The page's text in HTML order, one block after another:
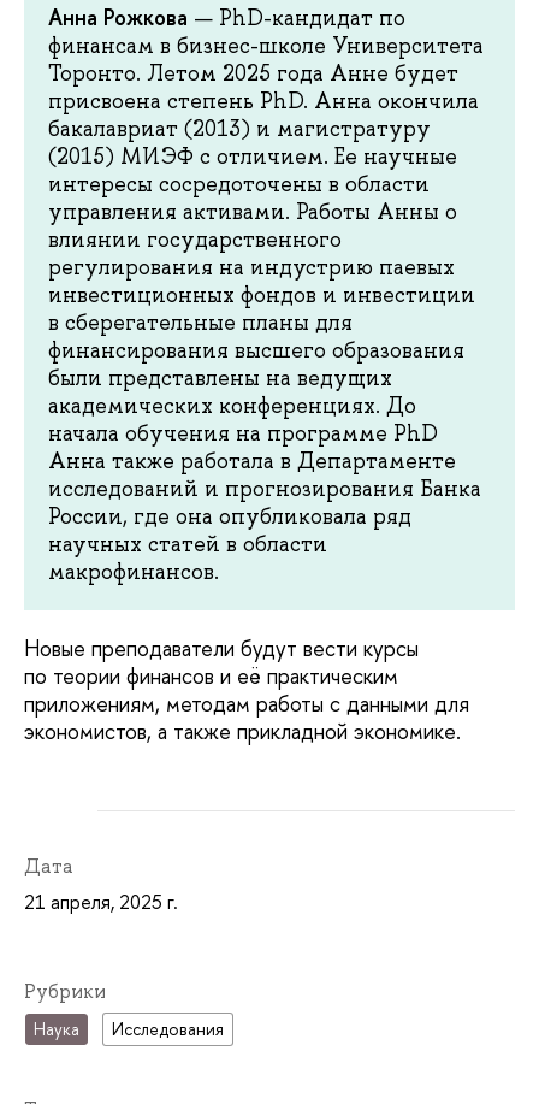
Анна Рожкова — PhD-кандидат по
финансам в бизнес-школе Университета
Торонто. Летом 2025 года Анне будет
присвоена степень PhD. Анна окончила
бакалавриат (2013) и магистратуру
(2015) МИЭФ с отличием. Ее научные
интересы сосредоточены в области
управления активами. Работы Анны о
влиянии государственного
регулирования на индустрию паевых
инвестиционных фондов и инвестиции
в сберегательные планы для
финансирования высшего образования
были представлены на ведущих
академических конференциях. До
начала обучения на программе PhD
Анна также работала в Департаменте
исследований и прогнозирования Банка
России, где она опубликовала ряд
научных статей в области
макрофинансов.
Новые преподаватели будут вести курсы
по теории финансов и её практическим
приложениям, методам работы с данными для
экономистов, а также прикладной экономике.
Дата
21 апреля, 2025 г.
Рубрики
Наука Исследования